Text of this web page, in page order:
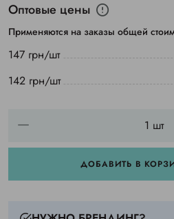
Оптовые цены
Применяются на заказы общей
147 грн/шт
142 грн/шт
ДОБАВИТЬ В